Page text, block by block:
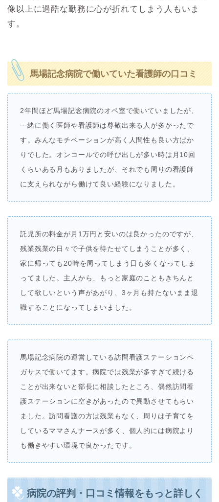
像以上に過酷な勤務に心が折れてしまう人もいま
す。
馬場記念病院で働いていた看護師の口コミ
2年間ほど馬場記念病院のオペ室で働いていましたが、
一緒に働く医師や看護師は尊敬出来る人が多かったで
す。みんなモチベーションが高く人間性も良い方ばか
りでした。オンコールでの呼び出しが多い時は月10回
くらいある月もありましたが、それでも周りの看護師
に支えられながら働けて良い経験になりました。
託児所の料金が月1万円と安いのは良かったのですが、
残業残業の日々で子供を待たせてしまうことが多く、
家に帰っても20時を周ってしまう日も多くなってしま
ってました。主人から、もっと家庭のこともきちんと
して欲しいという声があがり、3ヶ月も持たないまま退
職することになってしまいました。
馬場記念病院の運営している訪問看護ステーションペ
ガサスで働いてます。病院では残業が多すぎて続ける
ことが出来ないと部長に相談したところ、偶然訪問看
護ステーションに空きがあったので異動させてもらい
ました。訪問看護の方は残業もなく、周りは子育てを
しているママさんナースが多く、個人的には病院より
も働きやすい環境で良かったです。
病院の評判・口コミ情報をもっと詳しく